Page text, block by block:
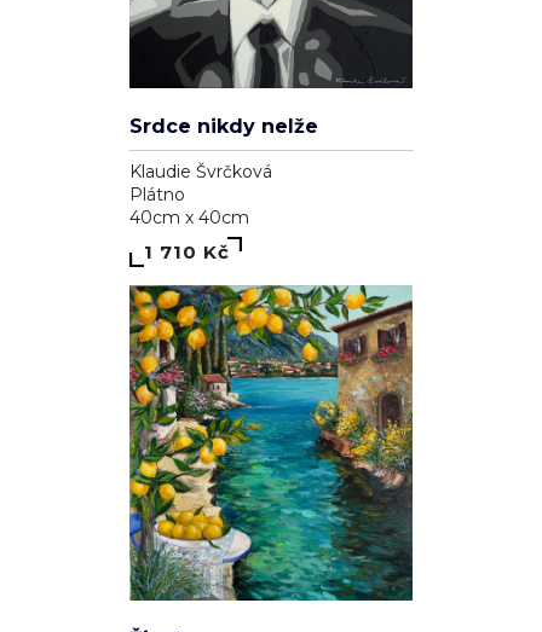
Srdce nikdy nelže
Klaudie Švrčková
Plátno
40cm x 40cm
1 710 Kč